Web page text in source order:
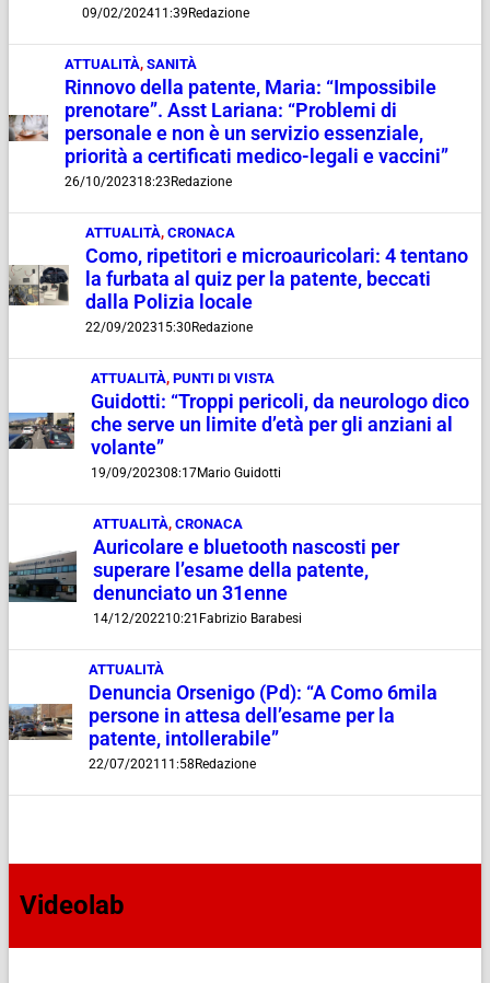
09/02/202411:39Redazione
ATTUALITÀ,SANITÀ
Rinnovo della patente, Maria: “Impossibile
prenotare”. Asst Lariana: “Problemi di
personale e non è un servizio essenziale,
priorità a certificati medico-legali e vaccini”
26/10/202318:23Redazione
ATTUALITÀ,CRONACA
Como, ripetitori e microauricolari: 4 tentano
la furbata al quiz per la patente, beccati
dalla Polizia locale
22/09/202315:30Redazione
ATTUALITÀ, PUNTI DI VISTA
Guidotti: “Troppi pericoli, da neurologo dico
che serve un limite d’età per gli anziani al
volante”
19/09/202308:17Mario Guidotti
ATTUALITÀ,CRONACA
Auricolare e bluetooth nascosti per
superare l’esame della patente,
denunciato un 31enne
14/12/202210:21 Fabrizio Barabesi
ATTUALITÀ
Denuncia Orsenigo (Pd): “A Como 6mila
persone in attesa dell’esame per la
patente, intollerabile”
22/07/2021 11:58Redazione
Videolab